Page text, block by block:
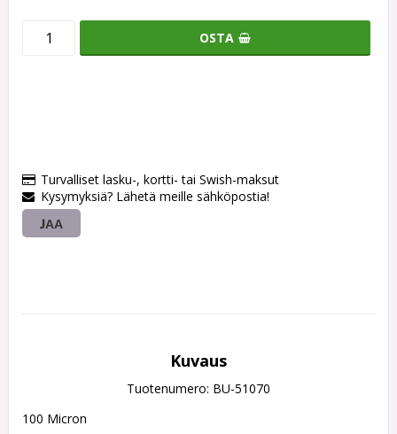
OSTA
Turvalliset lasku-, kortti- tai Swish-maksut
Kysymyksiä? Lähetä meille sähköpostia!
JAA
Kuvaus
Tuotenumero: BU-51070
100 Micron